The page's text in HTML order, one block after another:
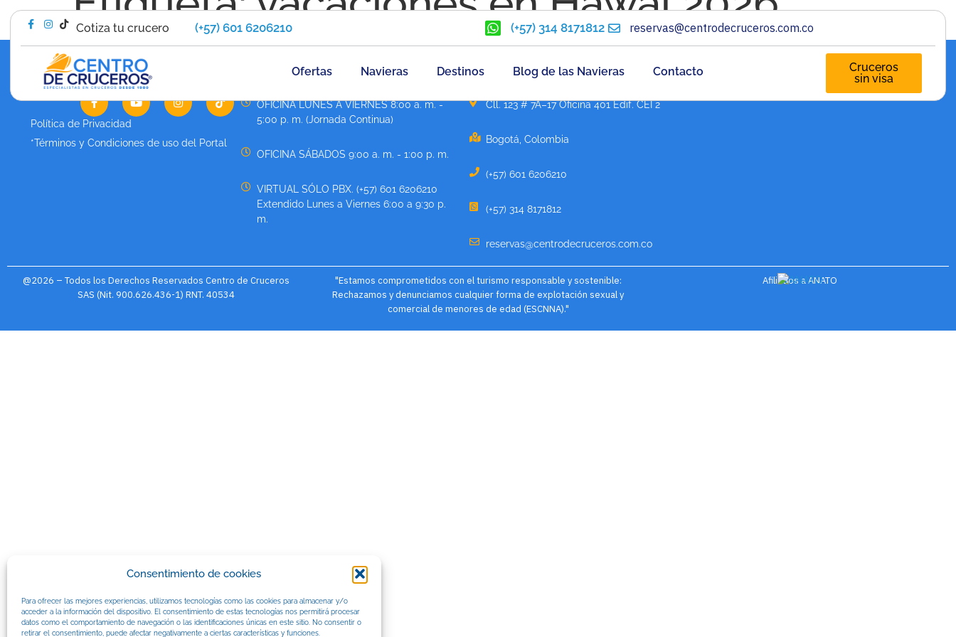
Consentimiento de cookies
Para ofrecer las mejores experiencias, utilizamos tecnologías como las cookies para almacenar y/o
acceder a la información del dispositivo. El consentimiento de estas tecnologías nos permitirá procesar
datos como el comportamiento de navegación o las identificaciones únicas en este sitio. No consentir o
retirar el consentimiento, puede afectar negativamente a ciertas características y funciones.
Cotiza tu crucero (+57) 601 6206210 (+57) 314 8171812 reservas@centrodecruceros.com.co
Ofertas Navieras Destinos Blog de las Navieras Contacto
Cruceros
sin visa
Política de Privacidad
*Términos y Condiciones de uso del Portal
OFICINA LUNES A VIERNES 8:00 a. m. -
5:00 p. m. (Jornada Continua)
OFICINA SÁBADOS 9:00 a. m. - 1:00 p. m.
VIRTUAL SÓLO PBX. (+57) 601 6206210
Extendido Lunes a Viernes 6:00 a 9:30 p.
m.
Cll. 123 # 7A–17 Oficina 401 Edif. CEI 2
Bogotá, Colombia
(+57) 601 6206210
(+57) 314 8171812
reservas@centrodecruceros.com.co
@2026 – Todos los Derechos Reservados Centro de Cruceros
SAS (Nit. 900.626.436-1) RNT. 40534
"Estamos comprometidos con el turismo responsable y sostenible:
Rechazamos y denunciamos cualquier forma de explotación sexual y
comercial de menores de edad (ESCNNA)."
Afiliados a ANATO